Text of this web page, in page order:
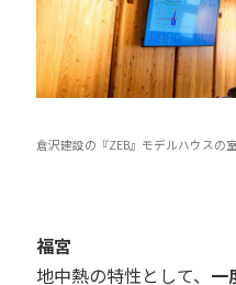
倉沢建設の『ZEB』モデルハウスの
福宮
地中熱の特性として、 一